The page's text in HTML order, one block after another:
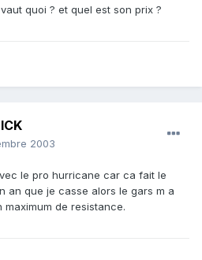
quoi ? et quel est son prix ?
2003
le pro hurricane car ca fait le
an que je casse alors le gars m a
de resistance.